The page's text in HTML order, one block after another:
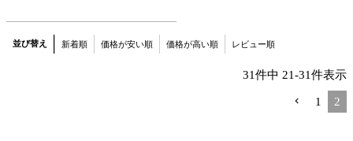
並び替え 新着順 価格が安い順 価格が高い順 レビュー順
31件中 21-31件表示
1 2